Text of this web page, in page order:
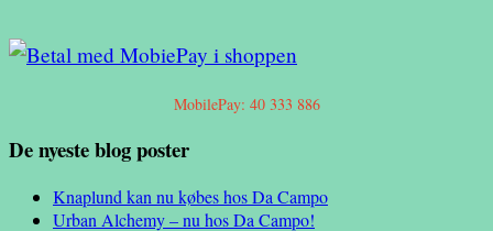
MobilePay: 40 333 886
De nyeste blog poster
Knaplund kan nu købes hos Da Campo
Urban Alchemy – nu hos Da Campo!